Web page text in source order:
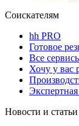
Соискателям
hh PRO
Готовое
Все
Хочу у вас
Новости и статьи